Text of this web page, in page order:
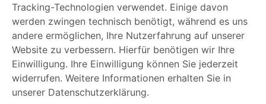
Auch aus Mischgewebe erhältlich: KÜBLER
ACTIVIQ
ONLINEKATALOG
DATENSCHUTZERKLÄRUNG
IMPRESSUM
Tracking-Technologien verwendet. Einige davon
werden zwingen technisch benötigt, während es uns
andere ermöglichen, Ihre Nutzerfahrung auf unserer
Website zu verbessern. Hierfür benötigen wir Ihre
Einwilligung. Ihre Einwilligung können Sie jederzeit
widerrufen. Weitere Informationen erhalten Sie in
unserer Datenschutzerklärung.